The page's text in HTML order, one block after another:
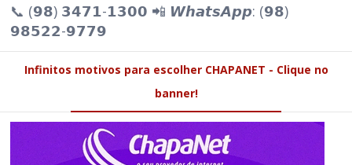
📞 (𝟵𝟴) 𝟯𝟰𝟳𝟭-𝟭𝟯𝟬𝟬 📲 𝙒𝙝𝙖𝙩𝙨𝘼𝙥𝙥: (𝟵𝟴)
𝟵𝟴𝟱𝟮𝟮-𝟵𝟳𝟳𝟵
Infinitos motivos para escolher CHAPANET - Clique no
banner!